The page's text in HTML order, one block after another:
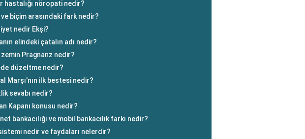
hastalığı nöropati nedir?
ve biçim arasındaki fark nedir?
nedir Ekşi?
elindeki çatalın adı nedir?
zemin Pragnanz nedir?
düzeltme nedir?
Marşı'nın ilk bestesi nedir?
sevabı nedir?
Kapanı konusu nedir?
bankacılığı ve mobil bankacılık farkı nedir?
nedir ve faydaları nelerdir?